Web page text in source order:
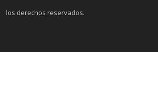
los derechos reservados.